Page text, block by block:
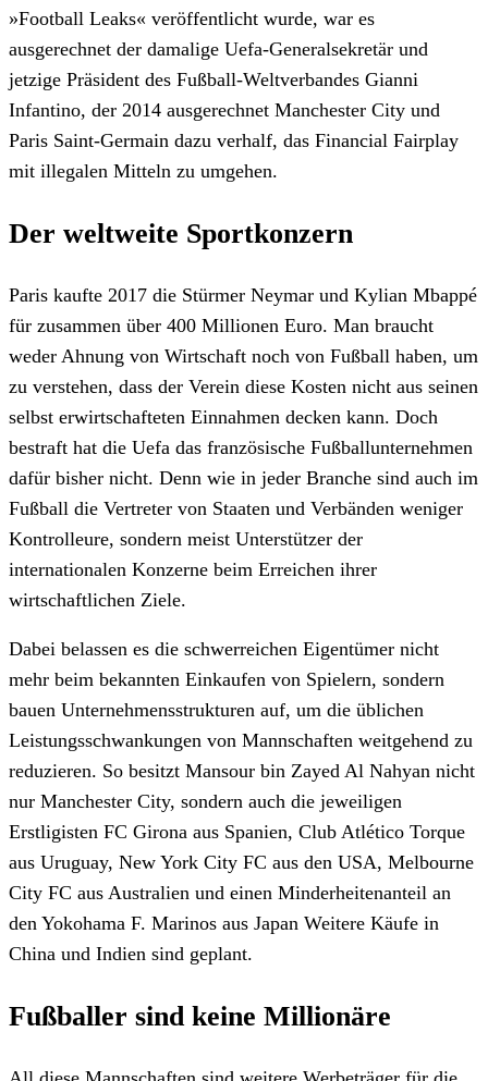
»Football Leaks« veröffentlicht wurde, war es
ausgerechnet der damalige Uefa-Generalsekretär und
jetzige Präsident des Fußball-Weltverbandes Gianni
Infantino, der 2014 ausgerechnet Manchester City und
Paris Saint-Germain dazu verhalf, das Financial Fairplay
mit illegalen Mitteln zu umgehen.
Der weltweite Sportkonzern
Paris kaufte 2017 die Stürmer Neymar und Kylian Mbappé
für zusammen über 400 Millionen Euro. Man braucht
weder Ahnung von Wirtschaft noch von Fußball haben, um
zu verstehen, dass der Verein diese Kosten nicht aus seinen
selbst erwirtschafteten Einnahmen decken kann. Doch
bestraft hat die Uefa das französische Fußballunternehmen
dafür bisher nicht. Denn wie in jeder Branche sind auch im
Fußball die Vertreter von Staaten und Verbänden weniger
Kontrolleure, sondern meist Unterstützer der
internationalen Konzerne beim Erreichen ihrer
wirtschaftlichen Ziele.
Dabei belassen es die schwerreichen Eigentümer nicht
mehr beim bekannten Einkaufen von Spielern, sondern
bauen Unternehmensstrukturen auf, um die üblichen
Leistungsschwankungen von Mannschaften weitgehend zu
reduzieren. So besitzt Mansour bin Zayed Al Nahyan nicht
nur Manchester City, sondern auch die jeweiligen
Erstligisten FC Girona aus Spanien, Club Atlético Torque
aus Uruguay, New York City FC aus den USA, Melbourne
City FC aus Australien und einen Minderheitenanteil an
den Yokohama F. Marinos aus Japan Weitere Käufe in
China und Indien sind geplant.
Fußballer sind keine Millionäre